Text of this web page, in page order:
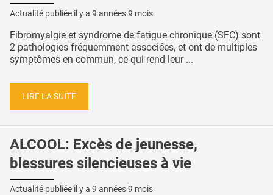
Actualité publiée il y a 9 années 9 mois
Fibromyalgie et syndrome de fatigue chronique (SFC) sont
2 pathologies fréquemment associées, et ont de multiples
symptômes en commun, ce qui rend leur ...
LIRE LA SUITE
ALCOOL: Excès de jeunesse,
blessures silencieuses à vie
Actualité publiée il y a 9 années 9 mois